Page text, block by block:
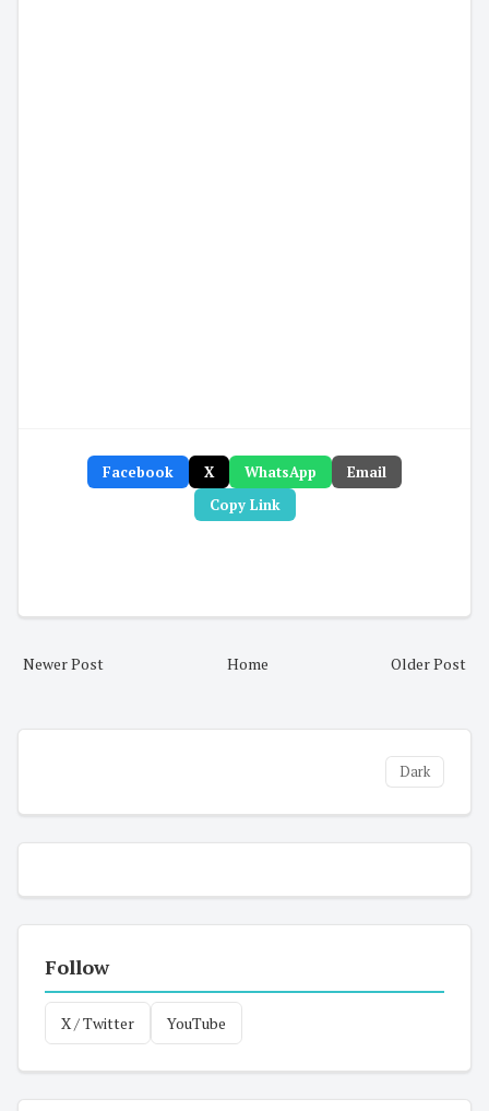
Facebook X WhatsApp
Email
Copy Link
Newer Post Older Post
Home
Dark
Follow
X / Twitter YouTube